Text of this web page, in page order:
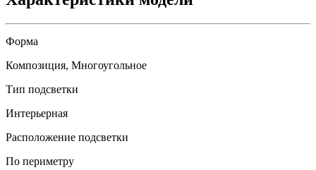
Форма
Композиция, Многоугольное
Тип подсветки
Интерьерная
Расположение подсветки
По периметру